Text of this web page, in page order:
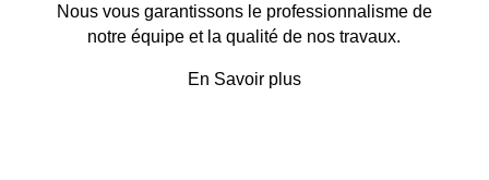
Nous vous garantissons le professionnalisme de
notre équipe et la qualité de nos travaux.
En Savoir plus